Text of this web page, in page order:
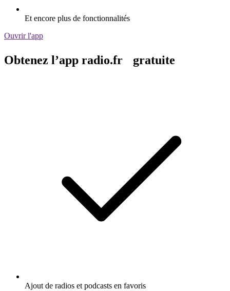
Et encore plus de fonctionnalités
Ouvrir l'app
Obtenez l’app radio.fr gratuite
Ajout de radios et podcasts en favoris